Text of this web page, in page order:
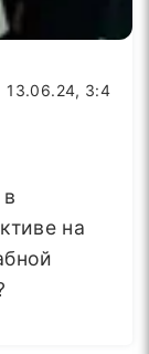
13.06.24, 3:4
на